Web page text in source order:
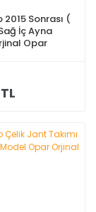
Sonrası (
İç Ayna
Opar